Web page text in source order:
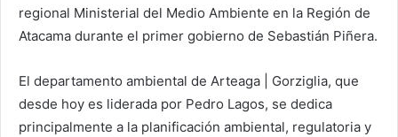
regional Ministerial del Medio Ambiente en la Región de
Atacama durante el primer gobierno de Sebastián Piñera.
El departamento ambiental de Arteaga | Gorziglia, que
desde hoy es liderada por Pedro Lagos, se dedica
principalmente a la planificación ambiental, regulatoria y